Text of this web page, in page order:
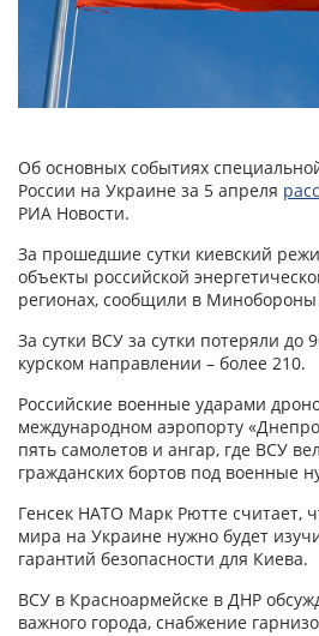
Об основных событиях
России на Украине за 5 апреля
РИА Новости.
За прошедшие сутки киевский
объекты российской
регионах, сообщили в Минобороны
За сутки ВСУ за сутки потеряли до
курском направлении – более 210.
Российские военные ударами
международном аэропорту
пять самолетов и ангар, где ВСУ
гражданских бортов под военные
Генсек НАТО Марк Рютте считает,
мира на Украине нужно будет
гарантий безопасности для Киева.
ВСУ в Красноармейске в ДНР
важного города, снабжение